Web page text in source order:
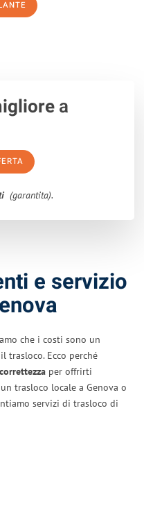
a
(garantita).
e servizio
che i costi sono un
trasloco. Ecco perché
per offrirti
trasloco locale a Genova o
servizi di trasloco di